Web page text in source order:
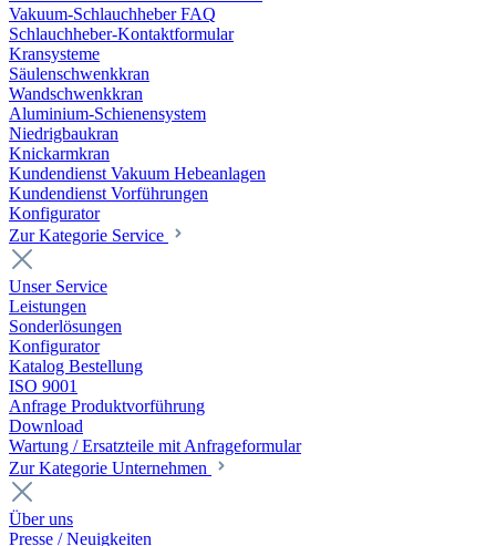
Vakuum-Schlauchheber FAQ
Schlauchheber-Kontaktformular
Kransysteme
Säulenschwenkkran
Wandschwenkkran
Aluminium-Schienensystem
Niedrigbaukran
Knickarmkran
Kundendienst Vakuum Hebeanlagen
Kundendienst Vorführungen
Konfigurator
Zur Kategorie Service
Unser Service
Leistungen
Sonderlösungen
Konfigurator
Katalog Bestellung
ISO 9001
Anfrage Produktvorführung
Download
Wartung / Ersatzteile mit Anfrageformular
Zur Kategorie Unternehmen
Über uns
Presse / Neuigkeiten